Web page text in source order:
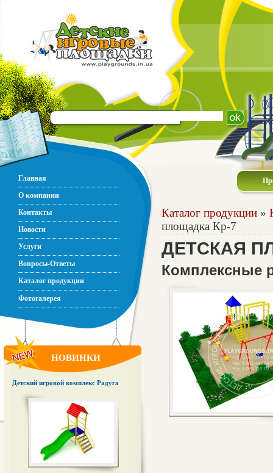
Главная
О компании
Контакты
Новости
Услуги
Вопросы-Ответы
Каталог продукции
Фотогалерея
НОВИНКИ
Детский игровой комплекс Радуга
Каталог продукции »
площадка Кр-7
ДЕТСКАЯ
Комплексные